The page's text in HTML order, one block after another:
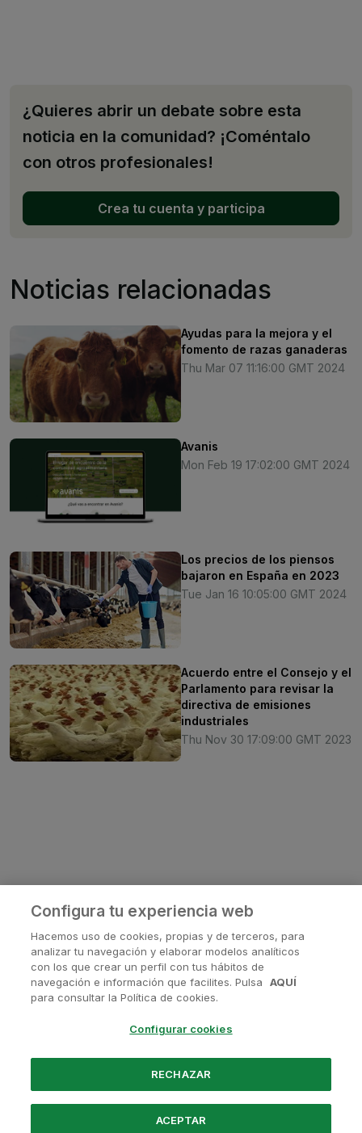
¿Quieres abrir un debate sobre esta
noticia en la comunidad? ¡Coméntalo
con otros profesionales!
Crea tu cuenta y participa
Noticias relacionadas
Ayudas para la mejora y el
fomento de razas ganaderas
Thu Mar 07 11:16:00 GMT 2024
Avanis
Mon Feb 19 17:02:00 GMT 2024
Los precios de los piensos
bajaron en España en 2023
Tue Jan 16 10:05:00 GMT 2024
Acuerdo entre el Consejo y el
Parlamento para revisar la
directiva de emisiones
industriales
Thu Nov 30 17:09:00 GMT 2023
¿Tienes alguna pregunta?
Contactanos en
Configura tu experiencia web
Hacemos uso de cookies, propias y de terceros, para
analizar tu navegación y elaborar modelos analíticos
con los que crear un perfil con tus hábitos de
navegación e información que facilites. Pulsa
AQUÍ
para consultar la Política de cookies.
Configurar cookies
RECHAZAR
ACEPTAR